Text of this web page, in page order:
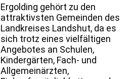
Ergolding gehört zu den
attraktivsten Gemeinden des
Landkreises Landshut, da es
sich trotz eines vielfältigen
Angebotes an Schulen,
Kindergärten, Fach- und
Allgemeinärzten,